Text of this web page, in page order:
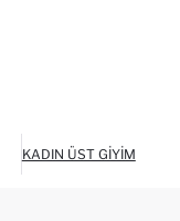
KADIN ÜST GIYIM